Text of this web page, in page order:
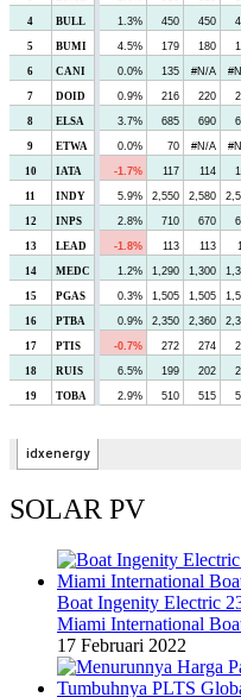
SOLAR PV
Boat Ingenity Electric
Miami International
17 Februari 2022